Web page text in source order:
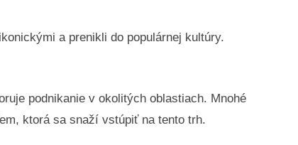
a prenikli do populárnej kultúry.
podnikanie v okolitých oblastiach. Mnohé
ktorá sa snaží vstúpiť na tento trh.